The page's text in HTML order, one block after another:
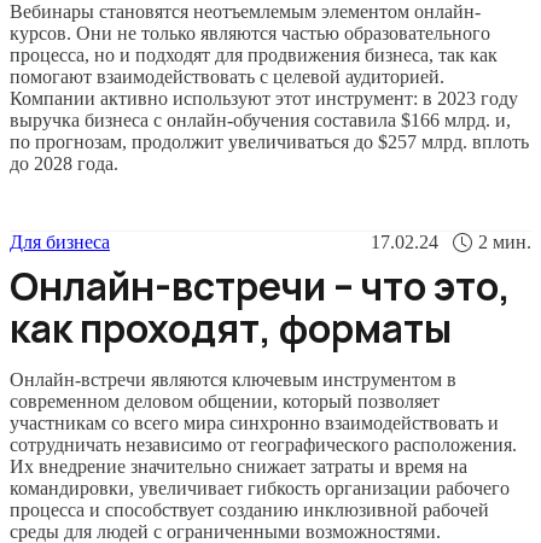
Вебинары становятся неотъемлемым элементом онлайн-
курсов. Они не только являются частью образовательного
процесса, но и подходят для продвижения бизнеса, так как
помогают взаимодействовать с целевой аудиторией.
Компании активно используют этот инструмент: в 2023 году
выручка бизнеса с онлайн-обучения составила $166 млрд. и,
по прогнозам, продолжит увеличиваться до $257 млрд. вплоть
до 2028 года.
Для бизнеса 17.02.24 2 мин.
Онлайн-встречи – что это,
как проходят, форматы
Онлайн-встречи являются ключевым инструментом в
современном деловом общении, который позволяет
участникам со всего мира синхронно взаимодействовать и
сотрудничать независимо от географического расположения.
Их внедрение значительно снижает затраты и время на
командировки, увеличивает гибкость организации рабочего
процесса и способствует созданию инклюзивной рабочей
среды для людей с ограниченными возможностями.